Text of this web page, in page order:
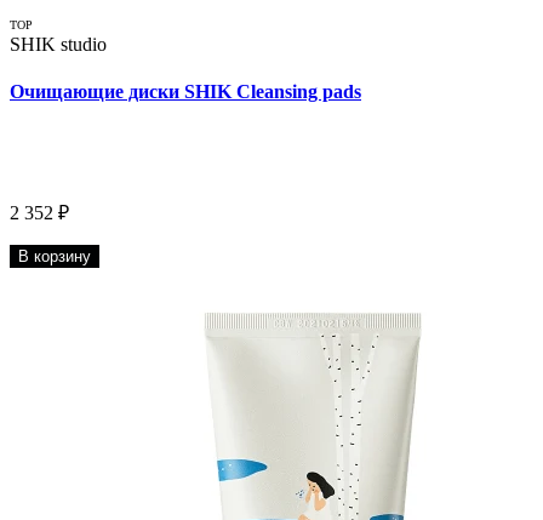
TOP
SHIK studio
Очищающие диски SHIK Cleansing pads
2 352 ₽
В корзину